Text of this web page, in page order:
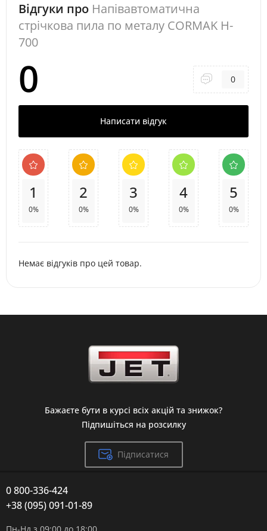
Відгуки про Напівавтоматична
стрічкова пила по металу CORMAK H-
700
0 0
Написати відгук
1
0%
2
0%
3
0%
4
0%
5
0%
Немає відгуків про цей товар.
Бажаєте бути в курсі всіх акцій та знижок?
Підпишіться на розсилку
Підписатися
0 800-336-424
+38 (095) 091-01-89